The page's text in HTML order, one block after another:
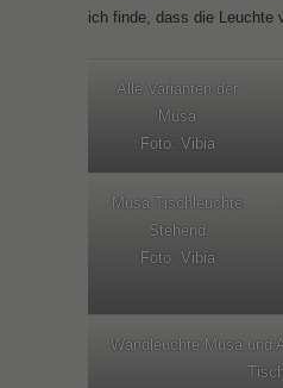
ich finde, dass die Leuchte
Alle Varianten der
Musa
Foto: Vibia
Musa Tischleuchte
Stehend
Foto: Vibia
Wandleuchte Musa und
Tisch